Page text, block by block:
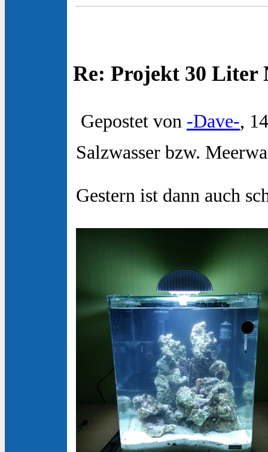
Re: Projekt 30 Liter
Gepostet von -Dave-,
Salzwasser bzw.
Gestern ist dann auch